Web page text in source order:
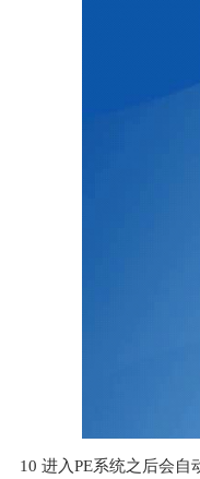
10 进入PE系统之后会自